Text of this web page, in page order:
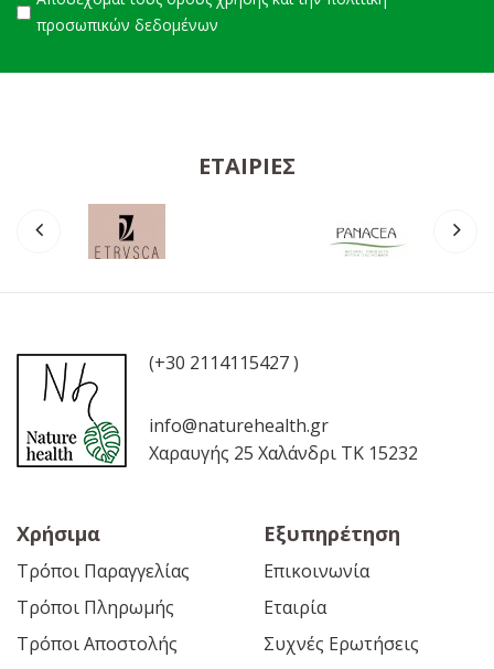
προσωπικών δεδομένων
ΕΤΑΙΡΊΕΣ
(+30 2114115427 )
info@naturehealth.gr
Χαραυγής 25 Χαλάνδρι ΤΚ 15232
Χρήσιμα
Τρόποι Παραγγελίας
Τρόποι Πληρωμής
Τρόποι Αποστολής
Εξυπηρέτηση
Επικοινωνία
Εταιρία
Συχνές Ερωτήσεις